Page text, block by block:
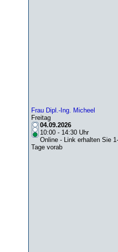
Frau Dipl.-Ing. Micheel
Freitag
04.09.2026
10:00 - 14:30 Uhr
Online - Link erhalten Sie
Tage vorab